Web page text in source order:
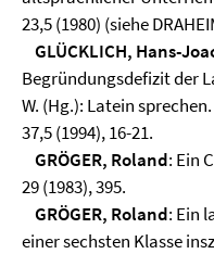
23,5 (1980) (siehe
GLÜCKLICH, Hans-
Begründungsdefizit der
W. (Hg.): Latein
37,5 (1994), 16-21.
GRÖGER, Roland: Ein
29 (1983), 395.
GRÖGER, Roland: Ein
einer sechsten Klasse